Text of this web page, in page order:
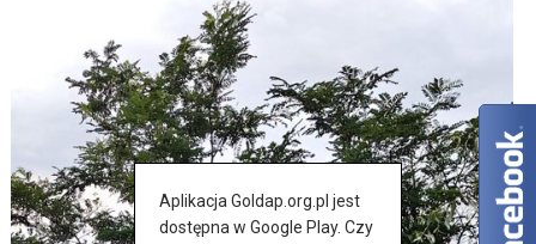
Aplikacja Goldap.org.pl jest
dostępna w Google Play. Czy